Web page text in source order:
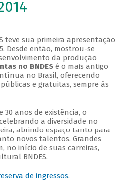
teve sua primeira apresentação
Desde então, mostrou-se
da produção
no BNDESé o mais antigo
no Brasil, oferecendo
e gratuitas, sempre às
30 anos de existência, o
a diversidade no
abrindo espaço tanto para
novos talentos. Grandes
no início de suas carreiras,
BNDES.
de ingressos.